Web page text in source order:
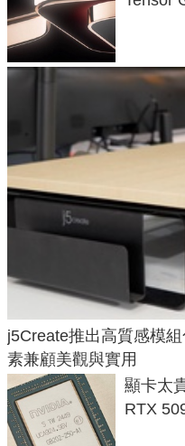
j5Create推出高質感模
素兼顧美觀與實用
顯卡太
RTX